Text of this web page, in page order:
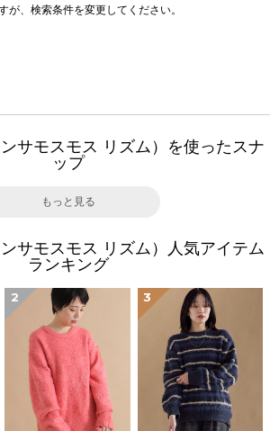
が、検索条件を変更してください。
サモスモス リズム）を使ったスナ
ップ
もっと見る
サモスモス リズム）人気アイテム
ランキング
2 3